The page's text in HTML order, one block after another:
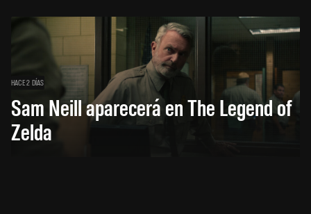
HACE 2 DÍAS
Sam Neill aparecerá en The Legend of
Zelda